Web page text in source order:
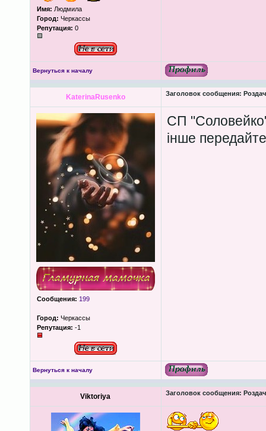
Имя: Людмила
Город: Черкассы
Репутация: 0
Вернуться к началу
KaterinaRusenko Заголовок сообщения:
Сообщения: 199
Город: Черкассы
Репутация: -1
СП
інше
Вернуться к началу
Viktoriya Заголовок сообщения: